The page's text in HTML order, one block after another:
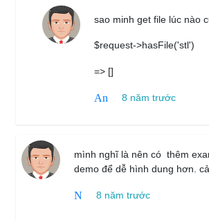
sao minh get file lúc nào
$request->hasFile('stl')
=> []
An 8 năm trước
mình nghĩ là nên có thêm
demo để dễ hình dung hơn.
N 8 năm trước